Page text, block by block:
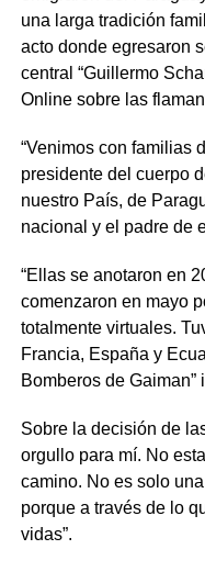
una larga tradición
acto donde egresaron
central “Guillermo
Online sobre las
“Venimos con familias
presidente del cuerpo
nuestro País, de
nacional y el padre de
“Ellas se anotaron en
comenzaron en mayo
totalmente virtuales.
Francia, España y
Bomberos de Gaiman”
Sobre la decisión de
orgullo para mí. No
camino. No es solo
porque a través de lo
vidas”.